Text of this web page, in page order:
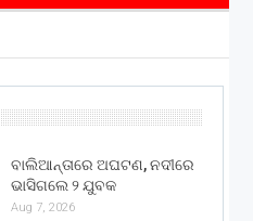
ବାଲିଆନ୍ତାରେ ଅଘଟଣ, ନଦୀରେ
ଭାସିଗଲେ ୨ ଯୁବକ
Aug 7, 2026